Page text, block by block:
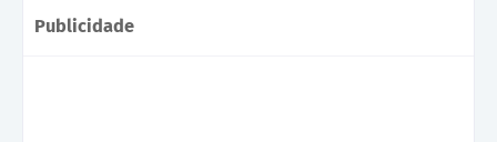
Publicidade